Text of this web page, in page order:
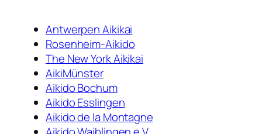
Antwerpen Aikikai
Rosenheim-Aikido
The New York Aikikai
AikiMünster
Aikido Bochum
Aikido Esslingen
Aikido de la Montagne